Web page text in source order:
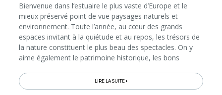
Bienvenue dans l’estuaire le plus vaste d’Europe et le
mieux préservé point de vue paysages naturels et
environnement. Toute l’année, au cœur des grands
espaces invitant à la quiétude et au repos, les trésors de
la nature constituent le plus beau des spectacles. On y
aime également le patrimoine historique, les bons
d’activités à pratiquer...
LIRE LA SUITE